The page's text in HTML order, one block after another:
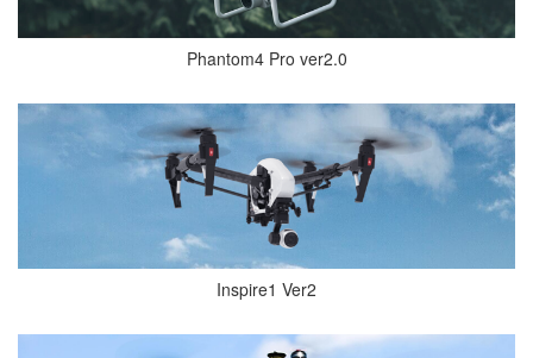
Phantom4 Pro ver2.0
Inspire1 Ver2